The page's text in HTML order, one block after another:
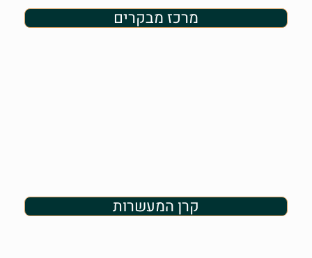
מרכז מבקרים
קרן המעשרות